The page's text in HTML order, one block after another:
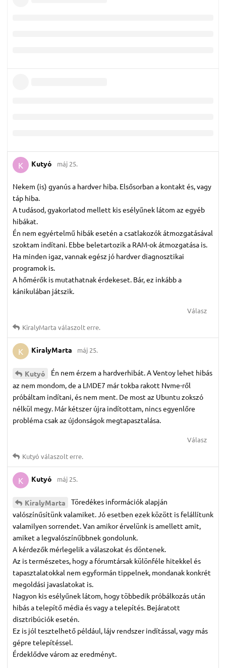
K Kutyó máj 25.
Nekem (is) gyanús a hardver hiba. Elsősorban a kontakt és, vagy
táp hiba.
A tudásod, gyakorlatod mellett kis esélyűnek látom az egyéb
hibákat.
Én nem egyértelmű hibák esetén a csatlakozók átmozgatásával
szoktam indítani. Ebbe beletartozik a RAM-ok átmozgatása is.
Ha minden igaz, vannak egész jó hardver diagnosztikai
programok is.
A hőmérők is mutathatnak érdekeset. Bár, ez inkább a
kánikulában játszik.
Válasz
KiralyMarta válaszolt erre.
K KiralyMarta máj 25.
Kutyó
Én nem érzem a hardverhibát. A Ventoy lehet hibás
az nem mondom, de a LMDE7 már tokba rakott Nvme-ről
próbáltam indítani, és nem ment. De most az Ubuntu zokszó
nélkül megy. Már kétszer újra indítottam, nincs egyenlőre
probléma csak az újdonságok megtapasztalása.
Válasz
Kutyó válaszolt erre.
K Kutyó máj 25.
KiralyMarta
Töredékes információk alapján
valószínűsítünk valamiket. Jó esetben ezek között is felállítunk
valamilyen sorrendet. Van amikor érvelünk is amellett amit,
amiket a legvalószínűbbnek gondolunk.
A kérdezők mérlegelik a válaszokat és döntenek.
Az is természetes, hogy a fórumtársak különféle hitekkel és
tapasztalatokkal nem egyformán tippelnek, mondanak konkrét
megoldási javaslatokat is.
Nagyon kis esélyűnek látom, hogy többedik próbálkozás után
hibás a telepítő média és vagy a telepítés. Bejáratott
disztribúciók esetén.
Ez is jól tesztelhető például, lájv rendszer indítással, vagy más
gépre telepítéssel.
Érdeklődve várom az eredményt.